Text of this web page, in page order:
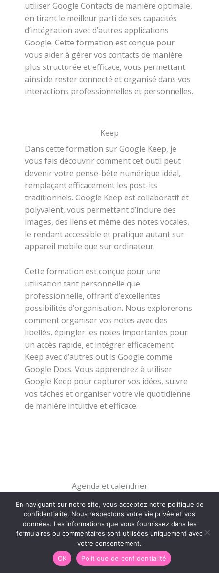
utiliser Google Contacts de manière optimale,
en tirant le meilleur parti de ses capacités
d’intégration avec d’autres applications
Google. Cette formation est conçue pour
vous aider à gérer vos contacts de manière
plus structurée et efficace, vous permettant
ainsi de rester connecté et organisé dans vos
interactions professionnelles et personnelles.
Keep
Dans cette formation sur Google Keep, je
vous fais découvrir comment cet outil peut
devenir votre pense-bête numérique idéal,
remplaçant efficacement les post-its
traditionnels. Google Keep est collaboratif et
polyvalent, vous permettant d’inclure des
images, des liens et même des notes vocales,
le rendant accessible et pratique autant sur
appareil mobile que sur ordinateur.
Cette formation est conçue pour une
utilisation tant personnelle que
professionnelle, offrant d’excellentes
possibilités d’organisation. Nous explorerons
comment organiser vos notes avec des
libellés, épingler les notes importantes pour
un accès rapide, et intégrer efficacement
Keep avec d’autres outils Google comme
Google Docs. Vous apprendrez à utiliser
Google Keep pour capturer vos idées, suivre
vos tâches et organiser votre vie quotidienne
de manière intuitive et efficace.
Agenda et calendrier
Dans cette formation, je vous guide dans la
gestion efficace de multiples agendas, y
compris ceux du travail, de la vie personnelle
et familiale. Vous apprendrez des techniques
pour optimiser et harmoniser ces différents
calendriers, vous permettant de gérer votre
En naviguant sur notre site, vous acceptez notre politique de
confidentialité. Nous respectons votre vie privée et vos
données. Les informations que vous fournissez dans les
formulaires ou commentaires sont utilisées uniquement avec
votre consentement.
OK
Politique de confidentialité